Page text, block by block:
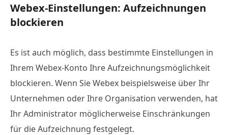
Webex-Einstellungen: Aufzeichnungen
blockieren
Es ist auch möglich, dass bestimmte Einstellungen in
Ihrem Webex-Konto Ihre Aufzeichnungsmöglichkeit
blockieren. Wenn Sie Webex beispielsweise über Ihr
Unternehmen oder Ihre Organisation verwenden, hat
Ihr Administrator möglicherweise Einschränkungen
für die Aufzeichnung festgelegt.